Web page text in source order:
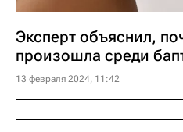
Эксперт объяснил,
произошла среди
13 февраля 2024, 11:42